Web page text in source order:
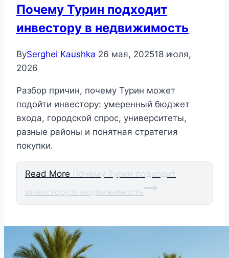
Почему Турин подходит
инвестору в недвижимость
BySerghei Kaushka 26 мая, 202518 июля,
2026
Разбор причин, почему Турин может
подойти инвестору: умеренный бюджет
входа, городской спрос, университеты,
разные районы и понятная стратегия
покупки.
Read More Почему Турин подходит
инвестору в недвижимость